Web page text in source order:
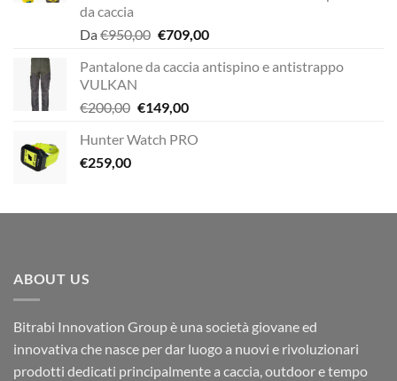
da caccia
Da €950,00 Il
originale
€950,00.
€709,00Il
attuale
Pantalone da caccia antispino e antistrappo
VULKAN
€200,00 Il
originale
€149,00Il
attuale
Hunter Watch PRO
€259,00
ABOUT US
Bitrabi Innovation Group è una società giovane ed
innovativa che nasce per dar luogo a nuovi e rivoluzionari
prodotti dedicati principalmente a caccia, outdoor e tempo